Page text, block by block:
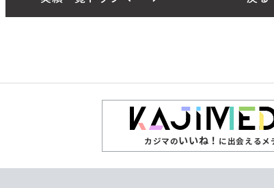
カジマのいいね！ に出会えるメ